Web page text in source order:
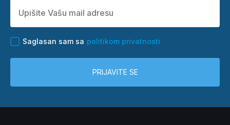
Saglasan sam sa politikom privatnosti
PRIJAVITE SE